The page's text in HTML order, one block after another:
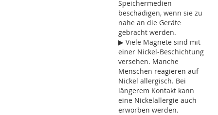
Speichermedien
beschädigen, wenn sie zu
nahe an die Geräte
gebracht werden.
▶ Viele Magnete sind mit
einer Nickel-Beschichtung
versehen. Manche
Menschen reagieren auf
Nickel allergisch. Bei
längerem Kontakt kann
eine Nickelallergie auch
erworben werden.